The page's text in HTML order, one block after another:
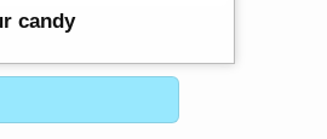
candy